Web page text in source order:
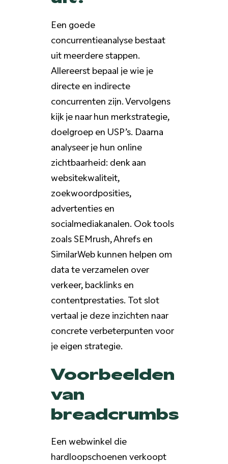
Een goede
concurrentieanalyse bestaat
uit meerdere stappen.
Allereerst bepaal je wie je
directe en indirecte
concurrenten zijn. Vervolgens
kijk je naar hun merkstrategie,
doelgroep en USP’s. Daarna
analyseer je hun online
zichtbaarheid: denk aan
websitekwaliteit,
zoekwoordposities,
advertenties en
socialmediakanalen. Ook tools
zoals SEMrush, Ahrefs en
SimilarWeb kunnen helpen om
data te verzamelen over
verkeer, backlinks en
contentprestaties. Tot slot
vertaal je deze inzichten naar
concrete verbeterpunten voor
je eigen strategie.
Voorbeelden
van
breadcrumbs
Een webwinkel die
hardloopschoenen verkoopt